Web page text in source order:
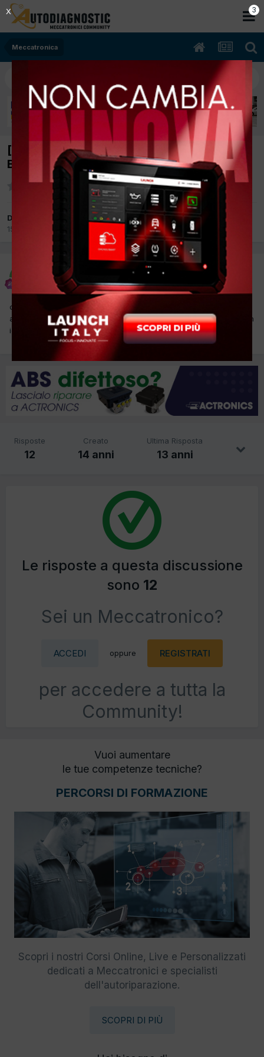
Meccatronica
[Smart Fortwo 03/2003 698cc 15 45Kw
Benzina] stacco riattacco motore
Da elena
15 Marzo 2012
elena
Inviato15 Marzo 2012
ciao a tutti, forse, se il cliente decide,dovremo sostituire il motore
a questa smart, qualcuno di voi lo ha già fatto? solo per avere un
idea del tempo. grazie
Risposte
12
Creato
14 anni
Ultima Risposta
13 anni
Le risposte a questa discussione
sono 12
Sei un Meccatronico?
ACCEDI oppure REGISTRATI
per accedere a tutta la
Community!
Vuoi aumentare
le tue competenze tecniche?
PERCORSI DI FORMAZIONE
Scopri i nostri Corsi Online, Live e Personalizzati
dedicati a Meccatronici e specialisti
dell'autoriparazione.
SCOPRI DI PIÙ
2
X